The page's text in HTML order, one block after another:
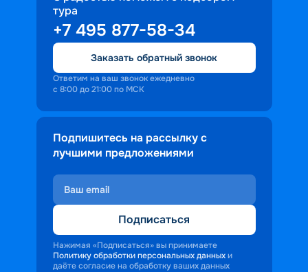
доброжелательность и заинтересованность
персонала корабля в каждом госте.
Ступая на борт теплохода, пассажиры
попадают в совершенно иную атмосферу,
где властвует тяга к приключениям и
открытиям.
тура
+7 495 877-58-34
Заказать обратный звонок
Ответим на ваш звонок ежедневно
с 8:00 до 21:00 по МСК
Подпишитесь на рассылку с
лучшими предложениями
Подписаться
Нажимая «Подписаться» вы принимаете
Политику обработки персональных данных и
даёте согласие на обработку ваших данных